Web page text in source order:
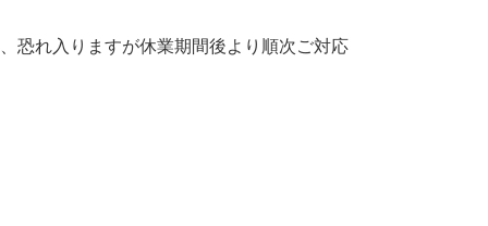
恐れ入りますが休業期間後より順次ご対応